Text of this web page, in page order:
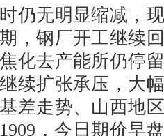
无明显缩减，现
，钢厂开工继续
化去产能所仍停
续扩张承压，大
差走势、山西地
，今日期价早